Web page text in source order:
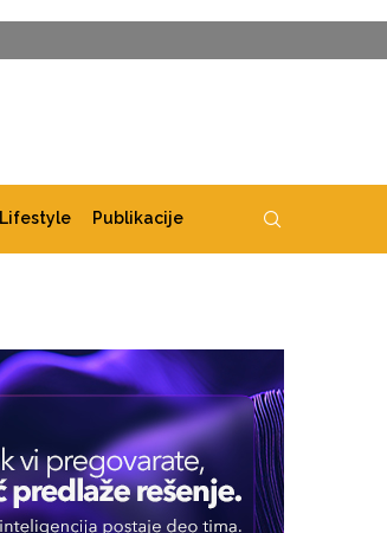
Lifestyle Publikacije